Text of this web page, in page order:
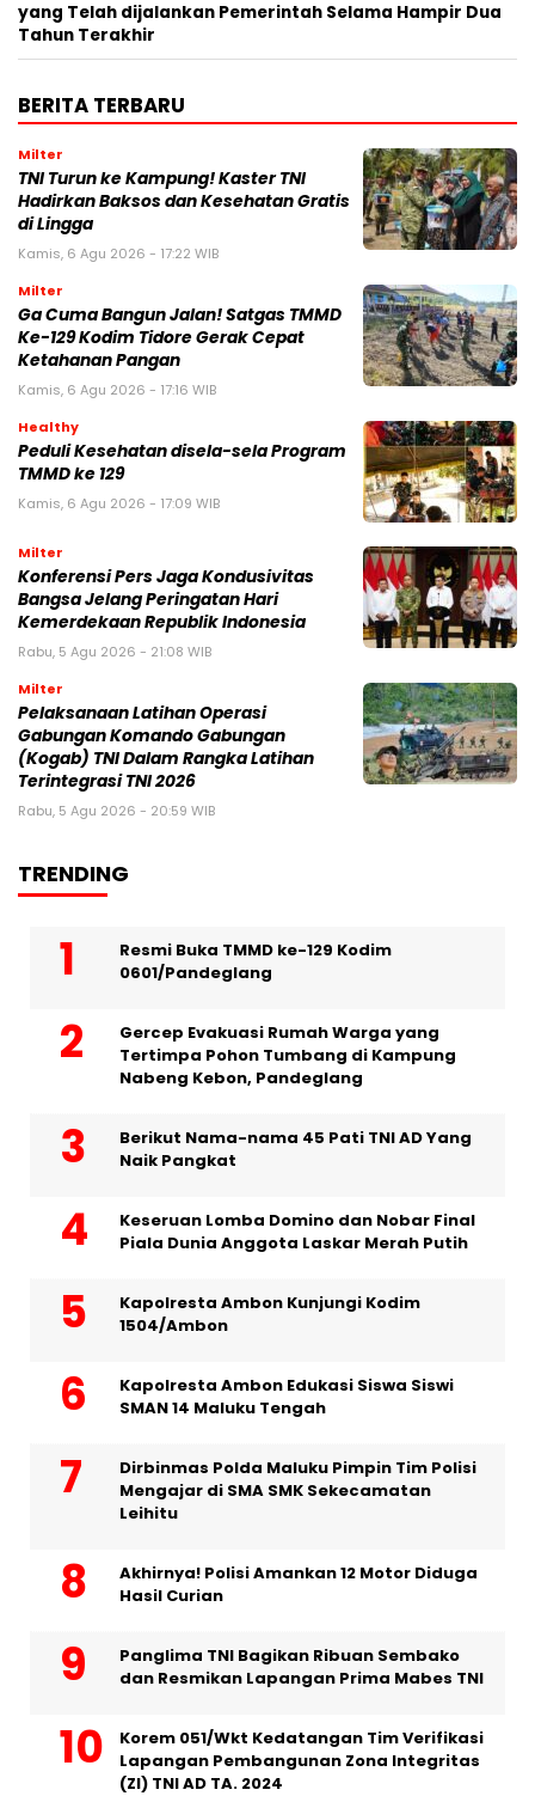
yang Telah dijalankan Pemerintah Selama Hampir Dua
Tahun Terakhir
BERITA TERBARU
Milter
TNI Turun ke Kampung! Kaster TNI
Hadirkan Baksos dan Kesehatan Gratis
di Lingga
Kamis, 6 Agu 2026 - 17:22 WIB
Milter
Ga Cuma Bangun Jalan! Satgas TMMD
Ke-129 Kodim Tidore Gerak Cepat
Ketahanan Pangan
Kamis, 6 Agu 2026 - 17:16 WIB
Healthy
Peduli Kesehatan disela-sela Program
TMMD ke 129
Kamis, 6 Agu 2026 - 17:09 WIB
Milter
Konferensi Pers Jaga Kondusivitas
Bangsa Jelang Peringatan Hari
Kemerdekaan Republik Indonesia
Rabu, 5 Agu 2026 - 21:08 WIB
Milter
Pelaksanaan Latihan Operasi
Gabungan Komando Gabungan
(Kogab) TNI Dalam Rangka Latihan
Terintegrasi TNI 2026
Rabu, 5 Agu 2026 - 20:59 WIB
TRENDING
Resmi Buka TMMD ke-129 Kodim
0601/Pandeglang
Gercep Evakuasi Rumah Warga yang
Tertimpa Pohon Tumbang di Kampung
Nabeng Kebon, Pandeglang
Berikut Nama-nama 45 Pati TNI AD Yang
Naik Pangkat
Keseruan Lomba Domino dan Nobar Final
Piala Dunia Anggota Laskar Merah Putih
Kapolresta Ambon Kunjungi Kodim
1504/Ambon
Kapolresta Ambon Edukasi Siswa Siswi
SMAN 14 Maluku Tengah
Dirbinmas Polda Maluku Pimpin Tim Polisi
Mengajar di SMA SMK Sekecamatan
Leihitu
Akhirnya! Polisi Amankan 12 Motor Diduga
Hasil Curian
Panglima TNI Bagikan Ribuan Sembako
dan Resmikan Lapangan Prima Mabes TNI
Korem 051/Wkt Kedatangan Tim Verifikasi
Lapangan Pembangunan Zona Integritas
(ZI) TNI AD TA. 2024